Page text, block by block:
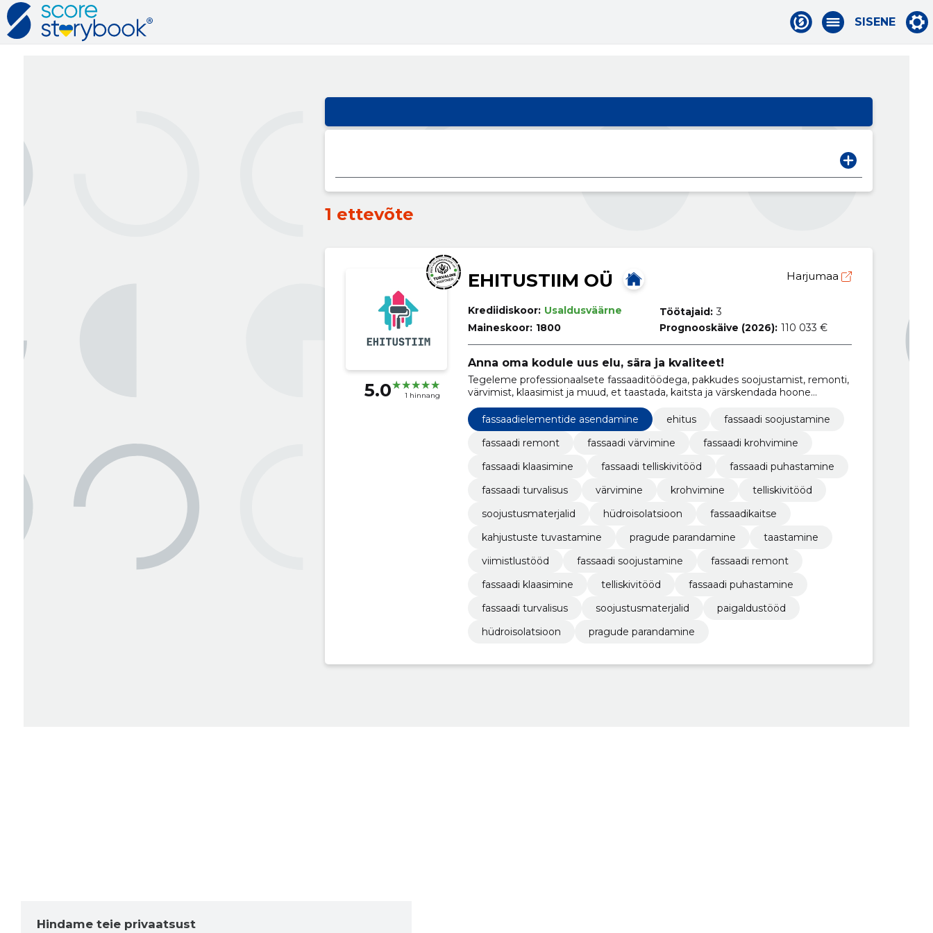
SISENE
1 ettevõte
5.0 1 hinnang
EHITUSTIIM OÜ Harjumaa
Krediidiskoor: Usaldusväärne
Maineskoor: 1800
Töötajaid: 3
Prognooskäive (2026): 110 033 €
Anna oma kodule uus elu, sära ja kvaliteet!
Tegeleme professionaalsete fassaaditöödega, pakkudes soojustamist, remonti,
värvimist, klaasimist ja muud, et taastada, kaitsta ja värskendada hoone
välisilmet.
fassaadielementide asendamine
ehitus
fassaadi soojustamine
fassaadi remont
fassaadi värvimine
fassaadi krohvimine
fassaadi klaasimine
fassaadi telliskivitööd
fassaadi puhastamine
fassaadi turvalisus
värvimine krohvimine
telliskivitööd
soojustusmaterjalid
hüdroisolatsioon
fassaadikaitse
kahjustuste tuvastamine
pragude parandamine
taastamine
viimistlustööd
fassaadi soojustamine
fassaadi remont
fassaadi klaasimine
telliskivitööd
fassaadi puhastamine
fassaadi turvalisus
soojustusmaterjalid
paigaldustööd
hüdroisolatsioon
pragude parandamine
Hindame teie privaatsust